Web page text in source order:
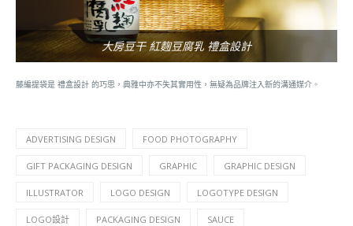
大房豆干 紅麴豆腐乳 禮盒設計
藤編提袋是 禮盒設計 的巧思，典雅中亦不失其實用性，無疑為品牌注入新的溝通媒介。
ADVERTISING DESIGN FOOD PHOTOGRAPHY
GIFT PACKAGING DESIGN GRAPHIC GRAPHIC DESIGN
ILLUSTRATOR LOGO DESIGN LOGOTYPE DESIGN
LOGO設計 PACKAGING DESIGN SAUCE